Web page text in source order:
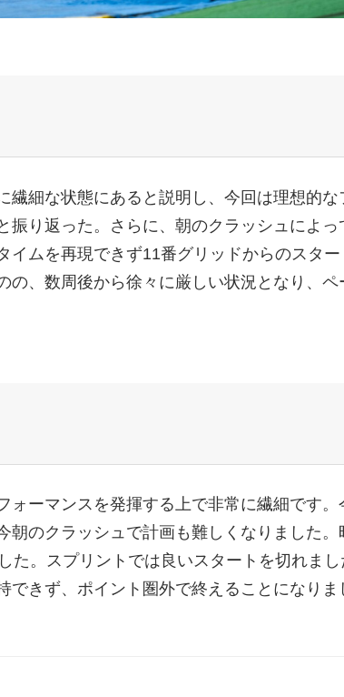
繊細な状態にあると説明し、今回は理想的な
振り返った。さらに、朝のクラッシュによっ
イムを再現できず11番グリッドからのスター
の、数周後から徐々に厳しい状況となり、ペ
ォーマンスを発揮する上で非常に繊細です。
朝のクラッシュで計画も難しくなりました。
た。スプリントでは良いスタートを切れまし
きず、ポイント圏外で終えることになりま